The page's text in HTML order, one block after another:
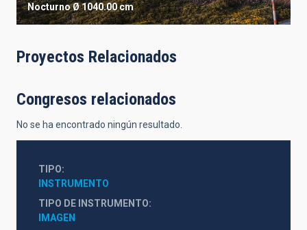
NocturnoØ 1040.00 cm
Proyectos Relacionados
Congresos relacionados
No se ha encontrado ningún resultado.
TIPO
INSTRUMENTO
TIPO DE INSTRUMENTO
IMAGEN